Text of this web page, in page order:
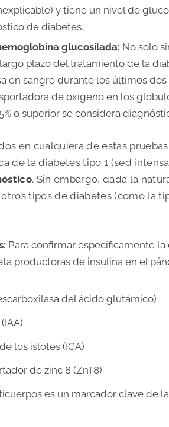
y tiene un nivel de
de diabetes.
glucosilada: No solo
plazo del tratamiento de la
en sangre durante los últimos
de oxígeno en los
o superior se considera
en cualquiera de estas
de la diabetes tipo 1 (sed
. Sin embargo, dada la
tipos de diabetes (como la
Para confirmar específicamente
productoras de insulina en el
del ácido glutámico)
los islotes (ICA)
de zinc 8 (ZnT8)
es un marcador clave de